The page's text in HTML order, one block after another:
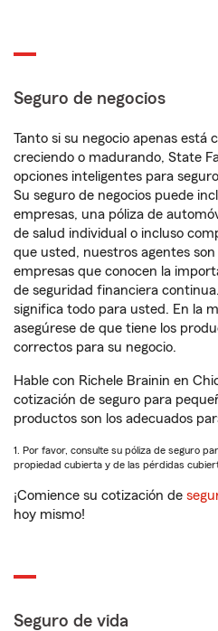
Seguro de negocios
Tanto si su negocio apenas está
creciendo o madurando, State
opciones inteligentes para
Su seguro de negocios puede
empresas, una póliza de
de salud individual o incluso
que usted, nuestros agentes
empresas que conocen la
de seguridad financiera
significa todo para usted. En la
asegúrese de que tiene los
correctos para su negocio.
Hable con Richele Brainin en
cotización de seguro para
productos son los adecuados
1. Por favor, consulte su póliza de seguro
propiedad cubierta y de las pérdidas
¡Comience su cotización de
hoy mismo!
Seguro de vida